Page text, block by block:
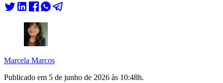
Marcela Marcos
Publicado em 5 de junho de 2026 às 10:48h.